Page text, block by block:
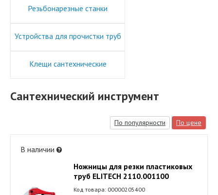
Резьбонарезные станки
Устройства для прочистки труб
Клещи сантехнические
Сантехнический инструмент
По популярности По цене
В наличии
Ножницы для резки пластиковых
труб ELITECH 2110.001100
Код товара: 00000205400